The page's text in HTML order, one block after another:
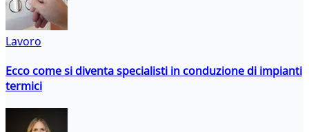
Lavoro
Ecco come si diventa specialisti in conduzione di impianti
termici